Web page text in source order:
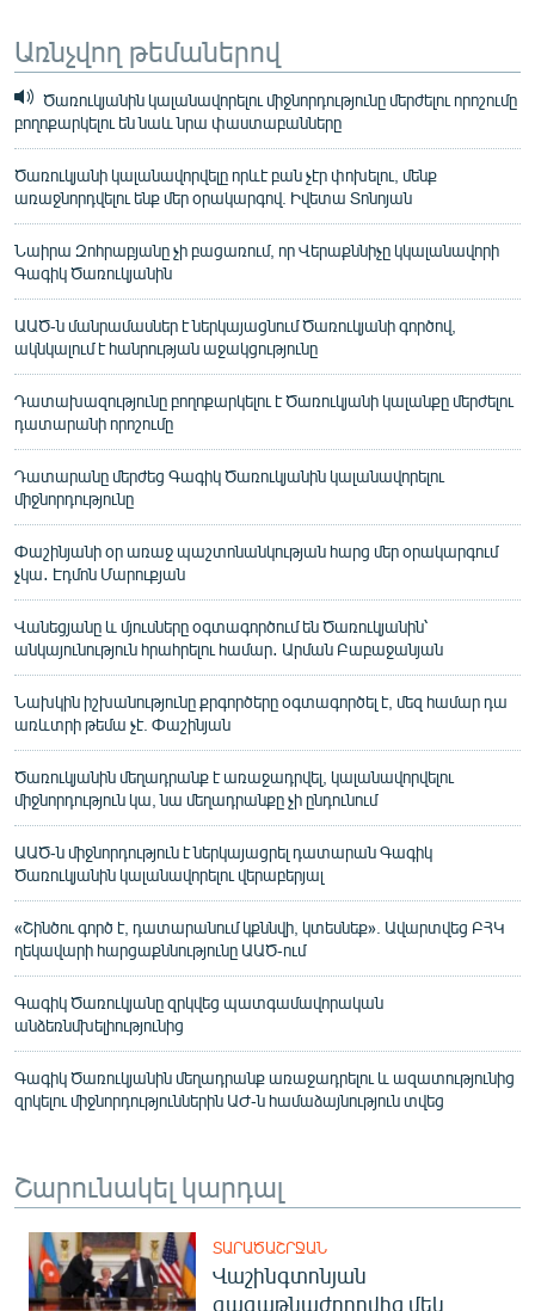
Առնչվող թեմաներով
Ծառուկյանին կալանավորելու միջնորդությունը մերժելու որոշումը
բողոքարկելու են նաև նրա փաստաբանները
Ծառուկյանի կալանավորվելը որևէ բան չէր փոխելու, մենք
առաջնորդվելու ենք մեր օրակարգով. Իվետա Տոնոյան
Նաիրա Զոհրաբյանը չի բացառում, որ Վերաքննիչը կկալանավորի
Գագիկ Ծառուկյանին
ԱԱԾ-ն մանրամասներ է ներկայացնում Ծառուկյանի գործով,
ակնկալում է հանրության աջակցությունը
Դատախազությունը բողոքարկելու է Ծառուկյանի կալանքը մերժելու
դատարանի որոշումը
Դատարանը մերժեց Գագիկ Ծառուկյանին կալանավորելու
միջնորդությունը
Փաշինյանի օր առաջ պաշտոնանկության հարց մեր օրակարգում
չկա․ Էդմոն Մարուքյան
Վանեցյանը և մյուսները օգտագործում են Ծառուկյանին՝
անկայունություն հրահրելու համար․ Արման Բաբաջանյան
Նախկին իշխանությունը քրգործերը օգտագործել է, մեզ համար դա
առևտրի թեմա չէ. Փաշինյան
Ծառուկյանին մեղադրանք է առաջադրվել, կալանավորվելու
միջնորդություն կա, նա մեղադրանքը չի ընդունում
ԱԱԾ-ն միջնորդություն է ներկայացրել դատարան Գագիկ
Ծառուկյանին կալանավորելու վերաբերյալ
«Շինծու գործ է, դատարանում կքննվի, կտեսնեք». Ավարտվեց ԲՀԿ
ղեկավարի հարցաքննությունը ԱԱԾ-ում
Գագիկ Ծառուկյանը զրկվեց պատգամավորական
անձեռնմխելիությունից
Գագիկ Ծառուկյանին մեղադրանք առաջադրելու և ազատությունից
զրկելու միջնորդություններին ԱԺ-ն համաձայնություն տվեց
Շարունակել կարդալ
ՏԱՐԱԾԱՇՐՋԱՆ
Վաշինգտոնյան
գագաթնաժողովից մեկ